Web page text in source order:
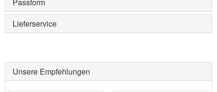
Lieferservice
Unsere Empfehlungen